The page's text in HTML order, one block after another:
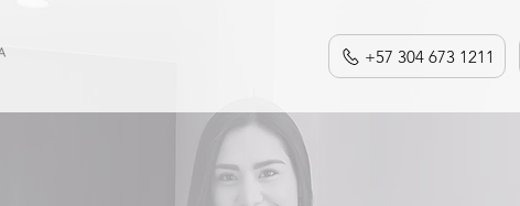
+57 304 673 1211